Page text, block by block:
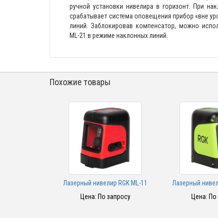
ручной установки нивелира в горизонт. При
срабатывает система оповещения прибор «вне
линий. Заблокировав компенсатор, можно
ML-21 в режиме наклонных линий.
Похожие товары
Лазерный нивелир RGK ML-11
Цена: По запросу
Лазерный
Цена: По